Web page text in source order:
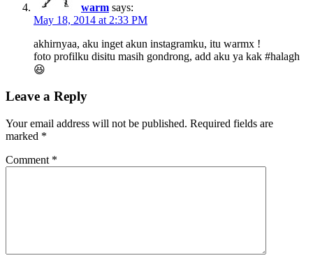
warm says:
May 18, 2014 at 2:33 PM
akhirnyaa, aku inget akun instagramku, itu warmx !
foto profilku disitu masih gondrong, add aku ya kak #halagh
😆
Leave a Reply
Your email address will not be published. Required fields are
marked *
Comment *